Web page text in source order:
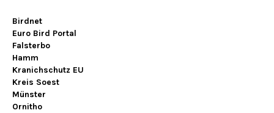
Birdnet
Euro Bird Portal
Falsterbo
Hamm
Kranichschutz EU
Kreis Soest
Münster
Ornitho